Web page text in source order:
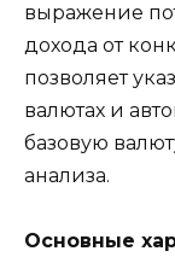
выражение
дохода от
позволяет
валютах и
базовую
анализа.
Основные